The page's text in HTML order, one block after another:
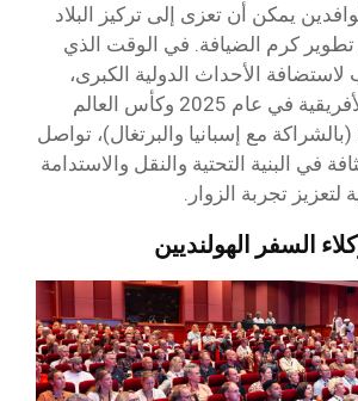
يمكن أن تعزى إلى تركيز البلاد
تطوير كرم الضيافة. في الوقت الذي
الأحداث الدولية الكبرى،
مثل كأس الأمم الأفريقية في عام 2025 وكأس العالم
لكرة القدم 2030 (بالشراكة مع إسبانيا والبرتغال)، تواصل
في البنية التحتية والنقل والاستدامة
تجربة الزوار.
السفر الهولنديين